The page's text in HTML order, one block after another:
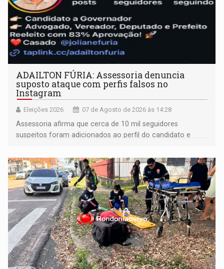
ADAILTON FÚRIA: Assessoria denuncia
suposto ataque com perfis falsos no
Instagram
Eleições 2026 07 de Agosto de 2026 às 14:28
Assessoria afirma que cerca de 10 mil seguidores
suspeitos foram adicionados ao perfil do candidato e
remover as contas